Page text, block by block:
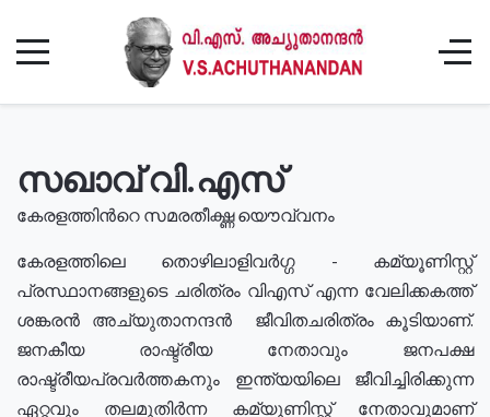
സഖാവ് വി.എസ്
കേരളത്തിൻറെ സമരതീക്ഷ്ണ യൌവ്വനം
കേരളത്തിലെ തൊഴിലാളിവർഗ്ഗ - കമ്യൂണിസ്റ്റ്
പ്രസ്ഥാനങ്ങളുടെ ചരിത്രം വിഎസ് എന്ന വേലിക്കകത്ത്
ശങ്കരൻ അച്യുതാനന്ദൻ ജീവിതചരിത്രം കൂടിയാണ്.
ജനകീയ രാഷ്ട്രീയ നേതാവും ജനപക്ഷ
രാഷ്ട്രീയപ്രവർത്തകനും ഇന്ത്യയിലെ ജീവിച്ചിരിക്കുന്ന
ഏറ്റവും തലമുതിർന്ന കമ്യൂണിസ്റ്റ് നേതാവുമാണ്